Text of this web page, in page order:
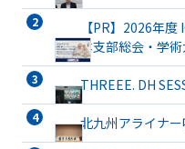
【PR】2026年
本支部総会・学
THREEE. DH
北九州アライナ